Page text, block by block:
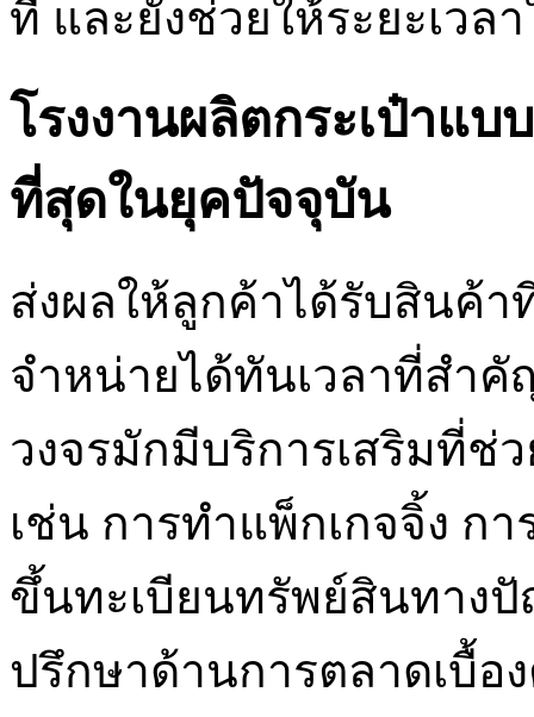
ที่ และยังช่วยให้ระยะเวล
โรงงานผลิตกระเป๋าแ
ที่สุดในยุคปัจจุบัน
ส่งผลให้ลูกค้าได้รับสินค้า
จำหน่ายได้ทันเวลาที่สำคั
วงจรมักมีบริการเสริมที่
เช่น การทำแพ็กเกจจิ้ง ก
ขึ้นทะเบียนทรัพย์สินทาง
ปรึกษาด้านการตลาดเบื้อ